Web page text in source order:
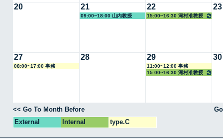
20 21
09:00~18:00 山内教授
22
15:00~16:30 河村准教授
23
27
08:00~17:00 事務
28 29
11:00~12:00 事務
15:00~16:30 河村准教授
30
<< Go To Month Before
External
Internal type.C